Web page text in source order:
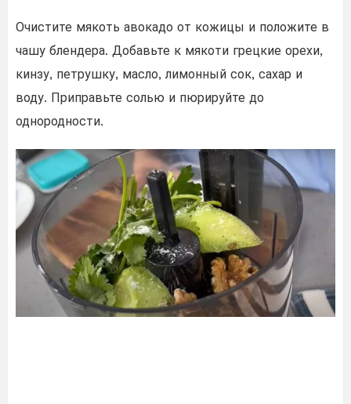
Очистите мякоть авокадо от кожицы и положите в
чашу блендера. Добавьте к мякоти грецкие орехи,
кинзу, петрушку, масло, лимонный сок, сахар и
воду. Приправьте солью и пюрируйте до
однородности.